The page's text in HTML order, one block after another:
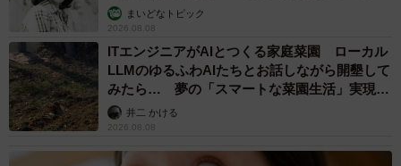
む」まいどなトピック
2026.08.08
ITエンジニアがAIとつくる家庭菜園 ローカル
LLMのゆるふわAIたちとお話しながら開墾して
みたら… 夢の「スマートな菜園生活」実現な
るか井二 かける
2026.08.08